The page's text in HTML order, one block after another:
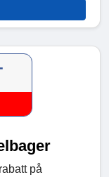
på